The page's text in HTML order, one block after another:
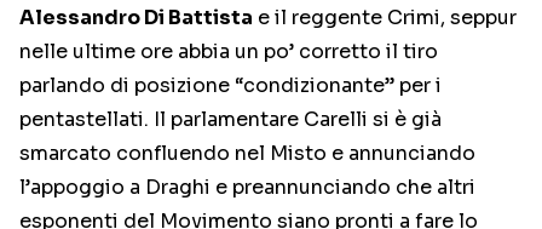
Alessandro Di Battista e il reggente Crimi, seppur
nelle ultime ore abbia un po’ corretto il tiro
parlando di posizione “condizionante” per i
pentastellati. Il parlamentare Carelli si è già
smarcato confluendo nel Misto e annunciando
l’appoggio a Draghi e preannunciando che altri
esponenti del Movimento siano pronti a fare lo